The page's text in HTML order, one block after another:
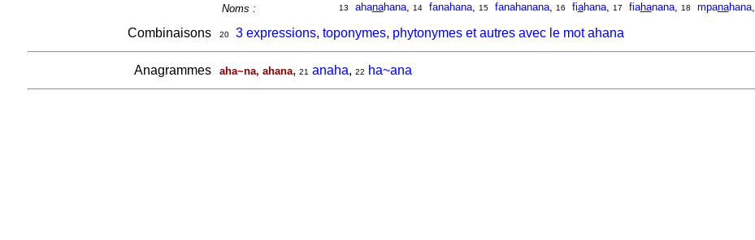
Noms :
13 ahanahana, 14 fanahana, 15 fanahanana, 16 fiahana, 17 fiahanana, 18 mpanahana,
Combinaisons 20 3 expressions, toponymes, phytonymes et autres avec le mot ahana
Anagrammes aha~na, ahana, 21 anaha, 22 ha~ana